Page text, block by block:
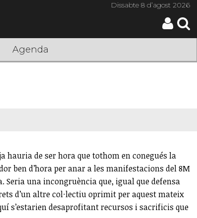
Dissabte8 d’agost 2026
Agenda
hauria de ser hora que tothom en conegués la
ben d’hora per anar a les manifestacions del 8M
una incongruència que, igual que defensa
d’un altre col·lectiu oprimit per aquest mateix
s’estarien desaprofitant recursos i sacrificis que